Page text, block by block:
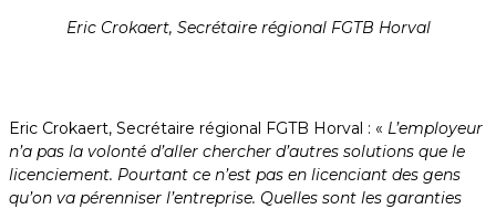
Eric Crokaert, Secrétaire régional FGTB Horval
Eric Crokaert, Secrétaire régional FGTB Horval : « L’employeur
n’a pas la volonté d’aller chercher d’autres solutions que le
licenciement. Pourtant ce n’est pas en licenciant des gens
qu’on va pérenniser l’entreprise. Quelles sont les garanties